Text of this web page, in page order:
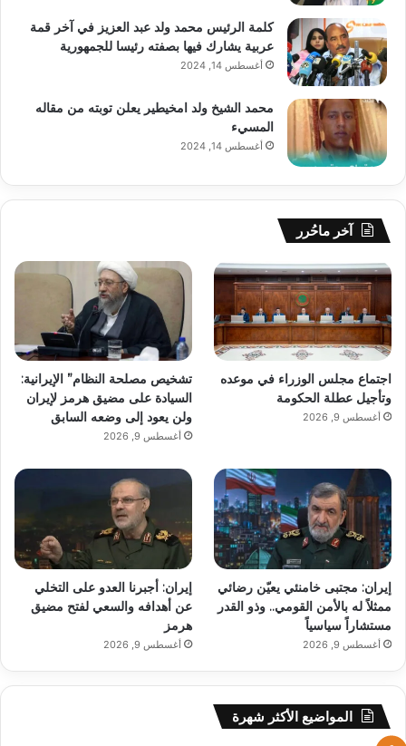
كلمة الرئيس محمد ولد عبد العزيز في آخر قمة
عربية يشارك فيها بصفته رئيسا للجمهورية
أغسطس 14, 2024
محمد الشيخ ولد امخيطير يعلن توبته من مقاله
المسيء
أغسطس 14, 2024
آخر ماحُرر
اجتماع مجلس الوزراء في موعده
وتأجيل عطلة الحكومة
أغسطس 9, 2026
تشخيص مصلحة النظام” الإيرانية:
السيادة على مضيق هرمز لإيران
ولن يعود إلى وضعه السابق
أغسطس 9, 2026
إيران: مجتبى خامنئي يعيّن رضائي
ممثلاً له بالأمن القومي.. وذو القدر
مستشاراً سياسياً
أغسطس 9, 2026
إيران: أجبرنا العدو على التخلي
عن أهدافه والسعي لفتح مضيق
هرمز
أغسطس 9, 2026
المواضيع الأكثر شهرة